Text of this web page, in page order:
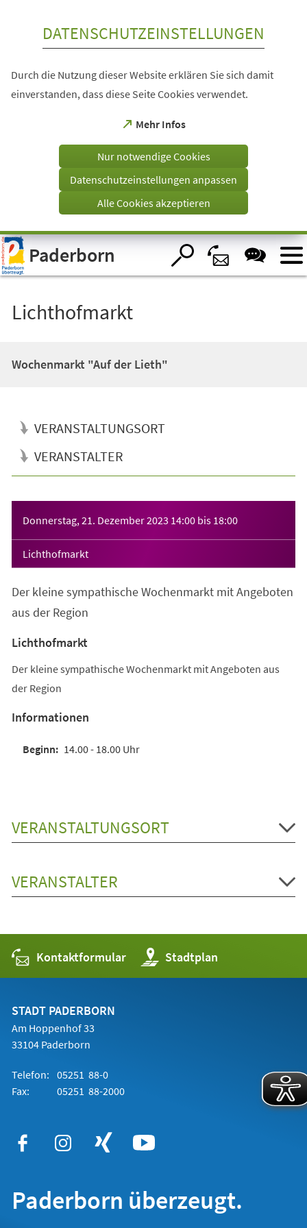
Visuelle
Assistenzsoftware
öffnen.
DATENSCHUTZEINSTELLUNGEN
Durch die Nutzung dieser Website erklären Sie sich damit
einverstanden, dass diese Seite Cookies verwendet.
Mehr Infos
(Öffnet
einem
Tab)
Nur notwendige Cookies
Datenschutzeinstellungen anpassen
Alle Cookies akzeptieren
Paderborn
Lichthofmarkt
Wochenmarkt "Auf der Lieth"
VERANSTALTUNGSORT
VERANSTALTER
Donnerstag, 21. Dezember 2023 14:00 bis 18:00
Lichthofmarkt
Der kleine sympathische Wochenmarkt mit Angeboten
aus der Region
Lichthofmarkt
Der kleine sympathische Wochenmarkt mit Angeboten aus
der Region
Informationen
14.00 - 18.00 Uhr
VERANSTALTUNGSORT
VERANSTALTER
Kontaktformular Stadtplan
(Öffnet
in
einem
STADT PADERBORN
Am Hoppenhof 33
33104 Paderborn
Telefon: 05251 88-0
Fax:
05251 88-2000
Paderborn überzeugt.